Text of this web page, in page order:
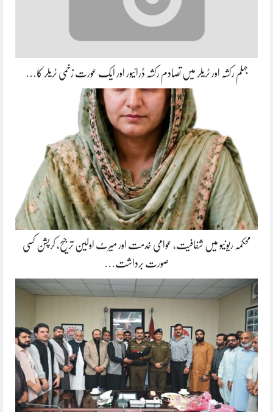
جہلم رکشہ اور ٹریلر میں تصادم رکشہ ڈرائیور اور ایک عورت زخمی ٹریلر کا…
محکمہ ریونیو میں شفافیت، عوامی خدمت اور میرٹ اولین ترجیح، کرپشن کسی
صورت برداشت…